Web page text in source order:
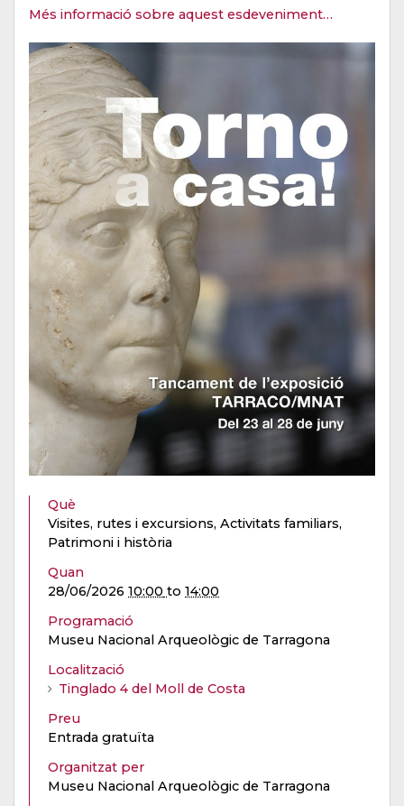
Més informació sobre aquest esdeveniment…
Què
Visites, rutes i excursions, Activitats familiars,
Patrimoni i història
Quan
28/06/2026 10:00 to 14:00
Programació
Museu Nacional Arqueològic de Tarragona
Localització
Tinglado 4 del Moll de Costa
Preu
Entrada gratuïta
Organitzat per
Museu Nacional Arqueològic de Tarragona